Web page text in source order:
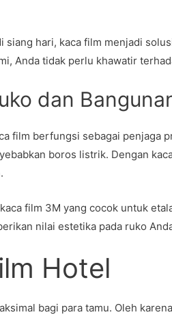
siang hari, kaca film menjadi
Anda tidak perlu khawatir
dan
film berfungsi sebagai penjaga
boros listrik. Dengan
film 3M yang cocok untuk
nilai estetika pada ruko
Hotel
bagi para tamu. Oleh